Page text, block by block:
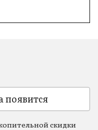
появится
скидки